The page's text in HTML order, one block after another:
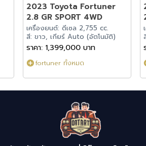
2023 Toyota Fortuner
2.8 GR SPORT 4WD
เครื่องยนต์: ดีเซล 2,755 cc.
สี: ขาว, เกียร์ Auto (อัตโนมัติ)
ราคา: 1,399,000 บาท
fortuner ทั้งหมด